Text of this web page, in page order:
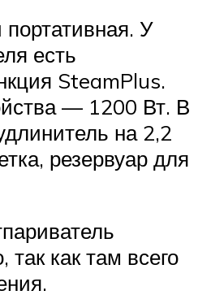
У
есть
SteamPlus.
— 1200 Вт. В
на 2,2
резервуар для
так как там всего